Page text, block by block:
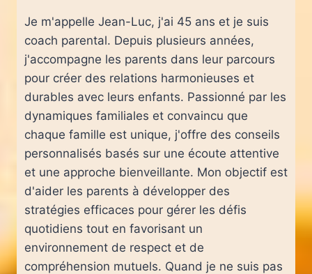
Je m'appelle Jean-Luc, j'ai 45 ans et je suis
coach parental. Depuis plusieurs années,
j'accompagne les parents dans leur parcours
pour créer des relations harmonieuses et
durables avec leurs enfants. Passionné par les
dynamiques familiales et convaincu que
chaque famille est unique, j'offre des conseils
personnalisés basés sur une écoute attentive
et une approche bienveillante. Mon objectif est
d'aider les parents à développer des
stratégies efficaces pour gérer les défis
quotidiens tout en favorisant un
environnement de respect et de
compréhension mutuels. Quand je ne suis pas